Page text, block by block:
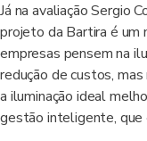
Já na avaliação Sergio
projeto da Bartira é um
empresas pensem na
redução de custos,
a iluminação ideal
gestão inteligente, que